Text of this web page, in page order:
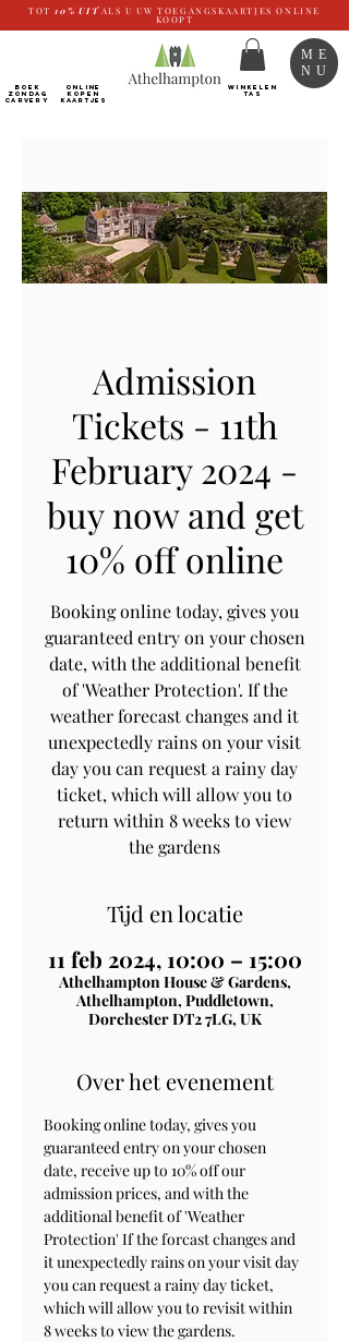
TOT 10% UIT ALS U UW TOEGANGSKAARTJES ONLINE
KOOPT
BOEK
ZONDAG
CARVERY
ONLINE
kopen
Kaartjes
WINKELEN
TAS
ME
NU
Admission
Tickets - 11th
February 2024 -
buy now and get
10% off online
Booking online today, gives you
guaranteed entry on your chosen
date, with the additional benefit
of 'Weather Protection'. If the
weather forecast changes and it
unexpectedly rains on your visit
day you can request a rainy day
ticket, which will allow you to
return within 8 weeks to view
the gardens
Tijd en locatie
11 feb 2024, 10:00 – 15:00
Athelhampton House & Gardens,
Athelhampton, Puddletown,
Dorchester DT2 7LG, UK
Over het evenement
Booking online today, gives you
guaranteed entry on your chosen
date, receive up to 10% off our
admission prices, and with the
additional benefit of 'Weather
Protection' If the forcast changes and
it unexpectedly rains on your visit day
you can request a rainy day ticket,
which will allow you to revisit within
8 weeks to view the gardens.